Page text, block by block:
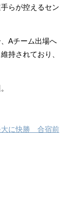
らが控えるセン
Aチーム出場へ
持されており、
大に快勝 合宿前